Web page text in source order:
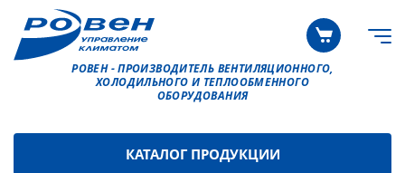
РОВЕН - ПРОИЗВОДИТЕЛЬ ВЕНТИЛЯЦИОННОГО,
ХОЛОДИЛЬНОГО И ТЕПЛООБМЕННОГО
ОБОРУДОВАНИЯ
КАТАЛОГ ПРОДУКЦИИ